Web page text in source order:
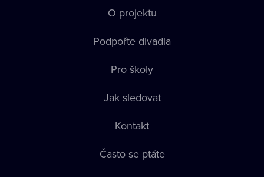
O projektu
Podpořte divadla
Pro školy
Jak sledovat
Kontakt
Často se ptáte